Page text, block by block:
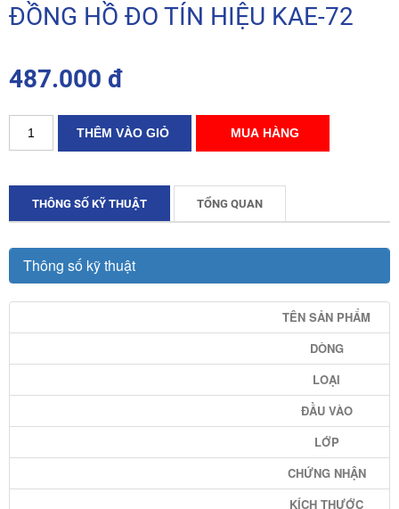
ĐỒNG HỒ ĐO TÍN HIỆU KAE-72
487.000 đ
THÔNG SỐ KỸ THUẬT TỔNG QUAN
Thông số kỹ thuật
TÊN SẢN PHẨM
DÒNG
LOẠI
ĐẦU VÀO
LỚP
CHỨNG NHẬN
KÍCH THƯỚC